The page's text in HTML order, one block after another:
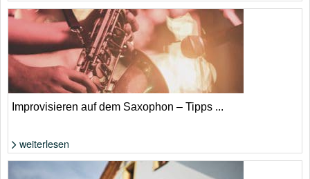
Foto: Shutterstock von astudio
Foto: von suthinee rodsuniyom
Improvisieren auf dem Saxophon – Tipps ...
weiterlesen